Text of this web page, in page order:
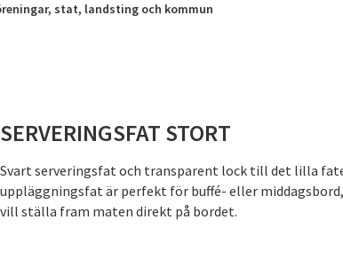
stat, landsting och kommun
SERVERINGSFAT STORT
Svart serveringsfat och transparent lock till det lilla
uppläggningsfat är perfekt för buffé- eller
vill ställa fram maten direkt på bordet.